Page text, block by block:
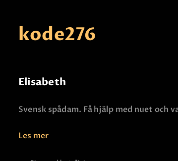
kode276
Elisabeth
Svensk spådam. Få hjälp med nuet
Les mer